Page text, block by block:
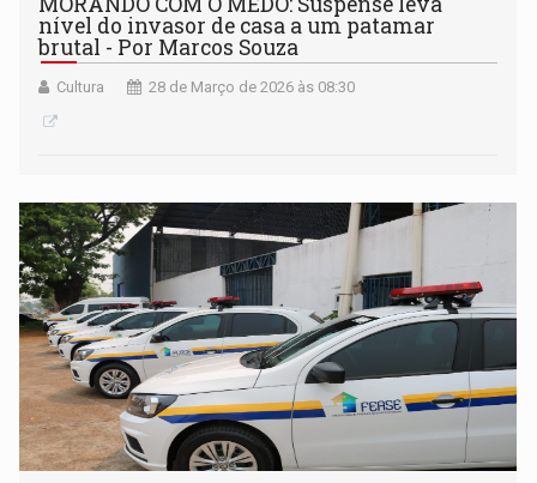
nível do invasor de casa a um patamar
brutal - Por Marcos Souza
Cultura 28 de Março de 2026 às 08:30